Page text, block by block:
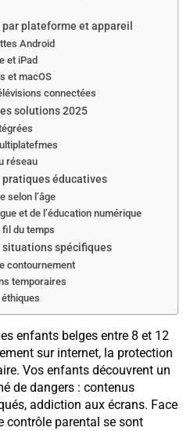
plateforme et appareil
Android
et iPad
et macOS
connectées
solutions 2025
réseau
pratiques éducatives
selon l’âge
et de l’éducation numérique
du temps
spécifiques
contournement
temporaires
enfants belges entre 8 et 12
sur internet, la protection
Vos enfants découvrent un
de dangers : contenus
addiction aux écrans. Face
contrôle parental se sont